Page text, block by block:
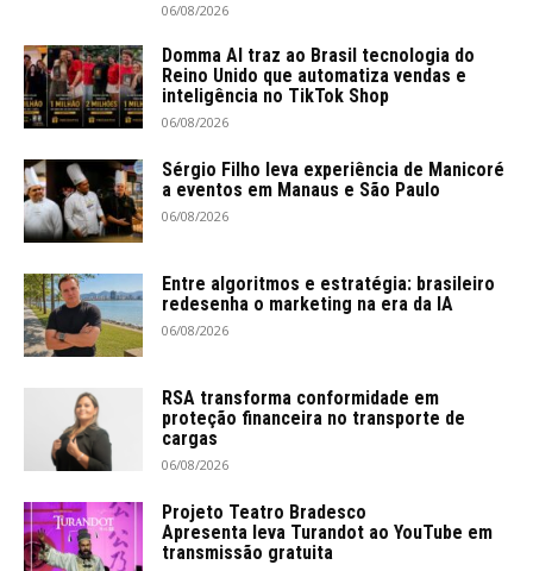
06/08/2026
Domma AI traz ao Brasil tecnologia do
Reino Unido que automatiza vendas e
inteligência no TikTok Shop
06/08/2026
Sérgio Filho leva experiência de Manicoré
a eventos em Manaus e São Paulo
06/08/2026
Entre algoritmos e estratégia: brasileiro
redesenha o marketing na era da IA
06/08/2026
RSA transforma conformidade em
proteção financeira no transporte de
cargas
06/08/2026
Projeto Teatro Bradesco
Apresenta leva Turandot ao YouTube em
transmissão gratuita